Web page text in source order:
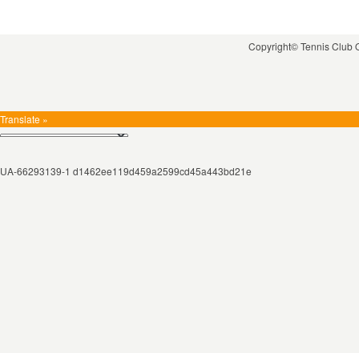
Copyright© Tennis Club
Translate »
UA-66293139-1 d1462ee119d459a2599cd45a443bd21e